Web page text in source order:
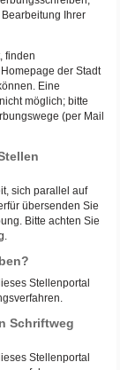
Ihrer
finden
der Stadt
Eine
möglich; bitte
(per Mail
sich parallel auf
übersenden Sie
Bitte achten Sie
Stellenportal
Schriftweg
Stellenportal